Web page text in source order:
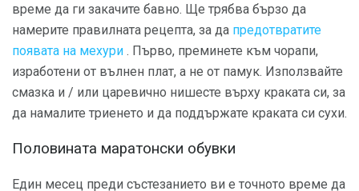
време да ги закачите бавно. Ще трябва бързо да
намерите правилната рецепта, за да предотвратите
появата на мехури . Първо, преминете към чорапи,
изработени от вълнен плат, а не от памук. Използвайте
смазка и / или царевично нишесте върху краката си, за
да намалите триенето и да поддържате краката си сухи.
Половината маратонски обувки
Един месец преди състезанието ви е точното време да